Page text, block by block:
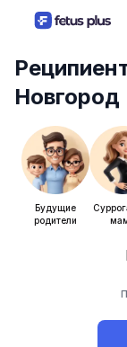
Новгород
Будущие
родители